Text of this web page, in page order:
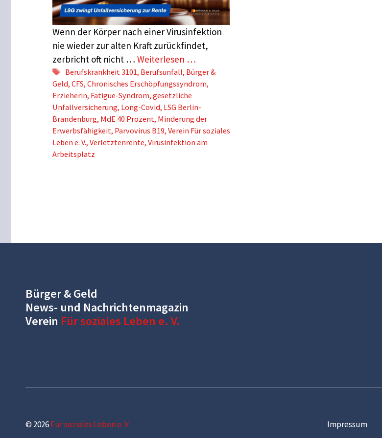
Wenn der Körper nach einer Virusinfektion
nie wieder zur alten Kraft zurückfindet,
zerbricht oft nicht … Weiterlesen …
Schlagwörter
Berufskrankheit 3101, Berufsunfall, Bürger &
Geld, CFS, Chronisches Erschöpfungssyndrom,
Erzieherin, Fatigue-Syndrom, gesetzliche
Unfallversicherung, Long-Covid, LSG Berlin-
Brandenburg, MdE 40 Prozent, Minderung der
Erwerbsfähigkeit, Parvovirus B19, Verein Für soziales
Leben e. V., Verletztenrente, Virusinfektion am
Arbeitsplatz
Bürger & Geld
News- und Nachrichtenmagazin
Verein Für soziales Leben e. V.
© 2026Für soziales Leben e. V. Impressum